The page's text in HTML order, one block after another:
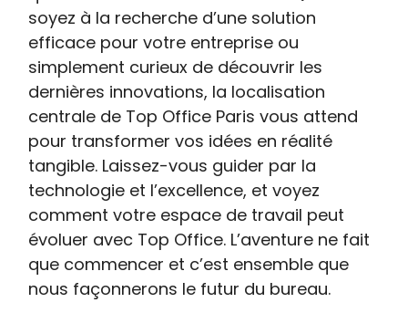
soyez à la recherche d’une solution
efficace pour votre entreprise ou
simplement curieux de découvrir les
dernières innovations, la localisation
centrale de Top Office Paris vous attend
pour transformer vos idées en réalité
tangible. Laissez-vous guider par la
technologie et l’excellence, et voyez
comment votre espace de travail peut
évoluer avec Top Office. L’aventure ne fait
que commencer et c’est ensemble que
nous façonnerons le futur du bureau.